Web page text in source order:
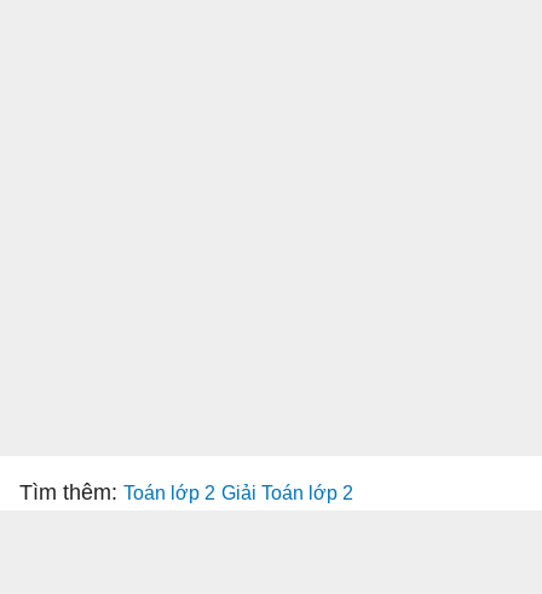
Tìm thêm: Toán lớp 2 Giải Toán lớp 2